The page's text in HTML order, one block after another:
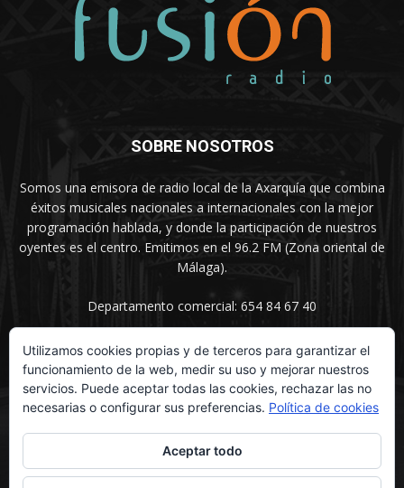
SOBRE NOSOTROS
Somos una emisora de radio local de la Axarquía que combina
éxitos musicales nacionales a internacionales con la mejor
programación hablada, y donde la participación de nuestros
oyentes es el centro. Emitimos en el 96.2 FM (Zona oriental de
Málaga).
Departamento comercial: 654 84 67 40
SÍGUENOS
Utilizamos cookies propias y de terceros para garantizar el
funcionamiento de la web, medir su uso y mejorar nuestros
servicios. Puede aceptar todas las cookies, rechazar las no
necesarias o configurar sus preferencias. Política de cookies
Aceptar todo